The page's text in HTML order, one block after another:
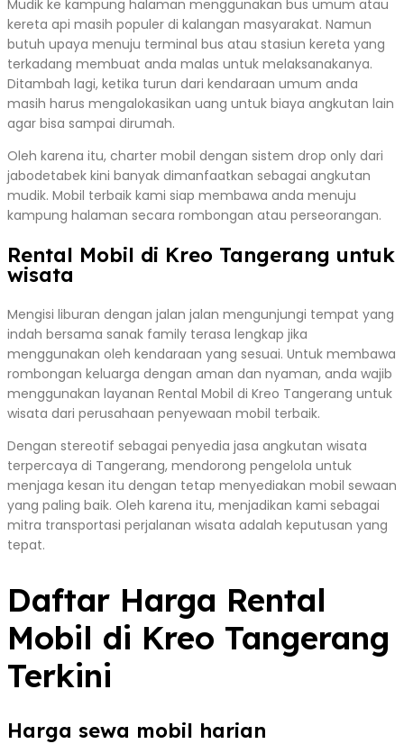
Mudik ke kampung halaman menggunakan bus umum atau
kereta api masih populer di kalangan masyarakat. Namun
butuh upaya menuju terminal bus atau stasiun kereta yang
terkadang membuat anda malas untuk melaksanakanya.
Ditambah lagi, ketika turun dari kendaraan umum anda
masih harus mengalokasikan uang untuk biaya angkutan lain
agar bisa sampai dirumah.
Oleh karena itu, charter mobil dengan sistem drop only dari
jabodetabek kini banyak dimanfaatkan sebagai angkutan
mudik. Mobil terbaik kami siap membawa anda menuju
kampung halaman secara rombongan atau perseorangan.
Rental Mobil di Kreo Tangerang untuk
wisata
Mengisi liburan dengan jalan jalan mengunjungi tempat yang
indah bersama sanak family terasa lengkap jika
menggunakan oleh kendaraan yang sesuai. Untuk membawa
rombongan keluarga dengan aman dan nyaman, anda wajib
menggunakan layanan Rental Mobil di Kreo Tangerang untuk
wisata dari perusahaan penyewaan mobil terbaik.
Dengan stereotif sebagai penyedia jasa angkutan wisata
terpercaya di Tangerang, mendorong pengelola untuk
menjaga kesan itu dengan tetap menyediakan mobil sewaan
yang paling baik. Oleh karena itu, menjadikan kami sebagai
mitra transportasi perjalanan wisata adalah keputusan yang
tepat.
Daftar Harga Rental
Mobil di Kreo Tangerang
Terkini
Harga sewa mobil harian